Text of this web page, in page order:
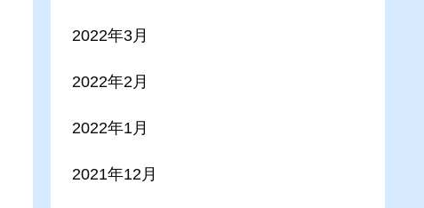
2022年3月
2022年2月
2022年1月
2021年12月